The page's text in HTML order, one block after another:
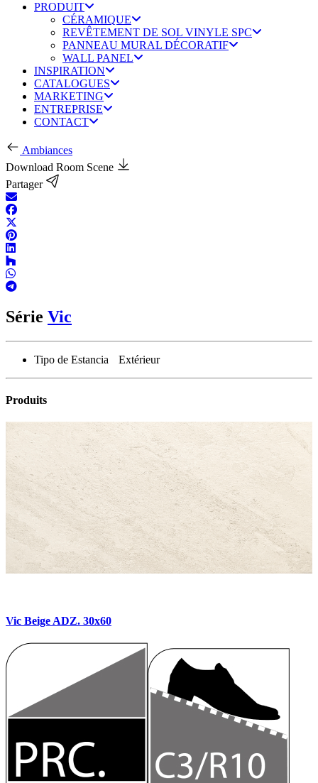
PRODUIT
CÉRAMIQUE
REVÊTEMENT DE SOL VINYLE SPC
PANNEAU MURAL DÉCORATIF
WALL PANEL
INSPIRATION
CATALOGUES
MARKETING
ENTREPRISE
CONTACT
Ambiances
Download Room Scene
Partager
Série Vic
Tipo de Estancia Extérieur
Produits
Vic Beige ADZ. 30x60